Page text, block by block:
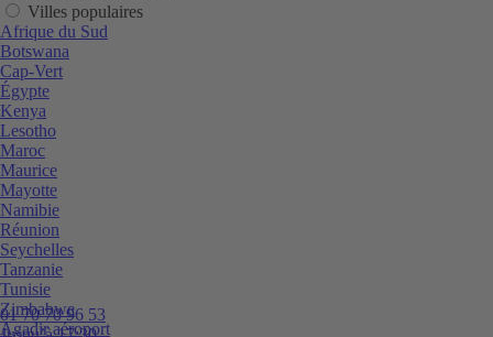
01 70 70 96 53
Villes populaires
Afrique du Sud
Botswana
Cap-Vert
Égypte
Kenya
Lesotho
Maroc
Maurice
Mayotte
Namibie
Réunion
Seychelles
Tanzanie
Tunisie
Zimbabwe
Agadir aéroport